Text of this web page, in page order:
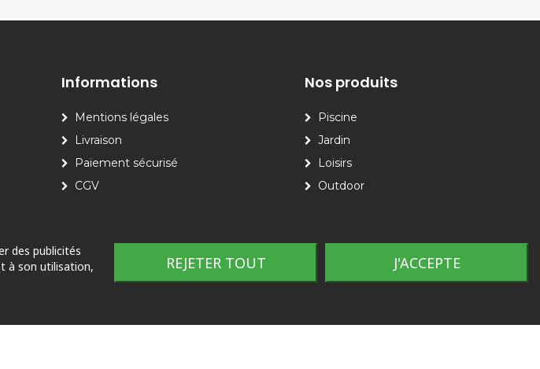
Informations
Mentions légales
Livraison
Paiement sécurisé
CGV
Nos produits
Piscine
Jardin
Loisirs
Outdoor
des publicités
à son utilisation,
REJETER TOUT J'ACCEPTE